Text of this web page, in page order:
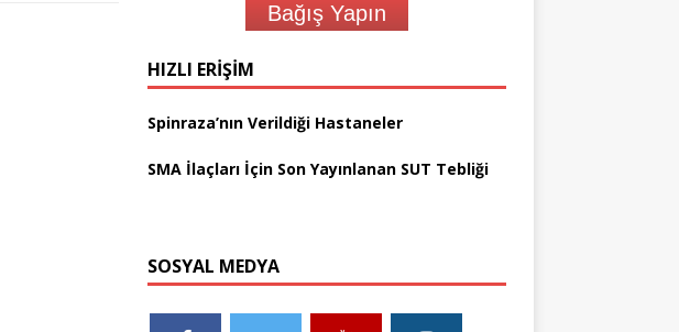
Bağış Yapın
HIZLI ERIŞIM
Spinraza’nın Verildiği Hastaneler
SMA İlaçları İçin Son Yayınlanan SUT Tebliği
SOSYAL MEDYA